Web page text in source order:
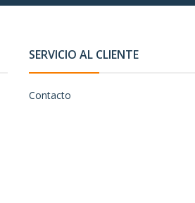
SERVICIO AL CLIENTE
Contacto